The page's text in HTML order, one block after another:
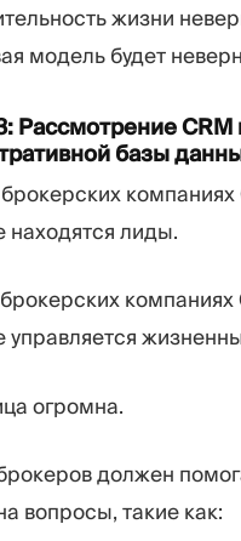
жизни
модель будет
Рассмотрение CRM
базы
компаниях
находятся лиды.
компаниях
управляется
огромна.
должен
вопросы, такие как: